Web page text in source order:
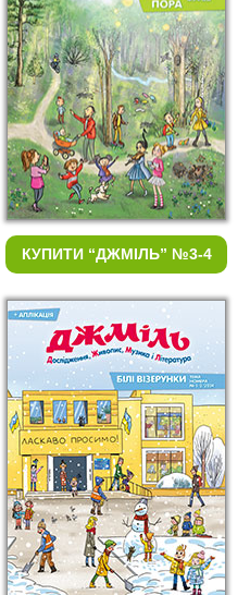
КУПИТИ “ДЖМІЛЬ” №3-4